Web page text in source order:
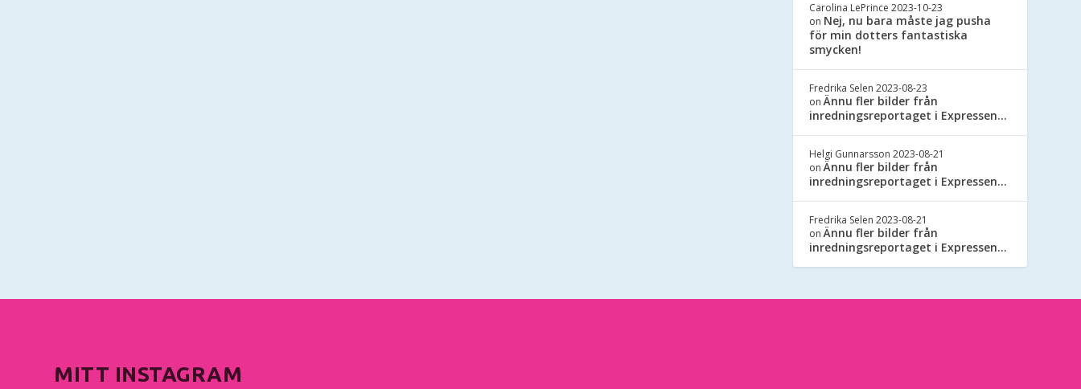
Carolina LePrince 2023-10-23
on Nej, nu bara måste jag pusha
för min dotters fantastiska
smycken!
Fredrika Selen 2023-08-23
onÄnnu fler bilder från
inredningsreportaget i Expressen…
Helgi Gunnarsson 2023-08-21
onÄnnu fler bilder från
inredningsreportaget i Expressen…
Fredrika Selen 2023-08-21
onÄnnu fler bilder från
inredningsreportaget i Expressen…
MITT INSTAGRAM